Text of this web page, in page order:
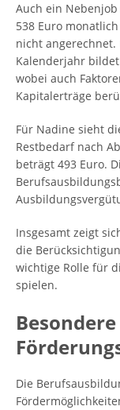
Auch ein
538 Euro
nicht angerechnet.
Kalenderjahr
wobei auch
Kapitalerträge
Für Nadine sieht
Restbedarf nach
beträgt 493 Euro.
Insgesamt zeigt
die
wichtige Rolle für
spielen.
Besondere
Die